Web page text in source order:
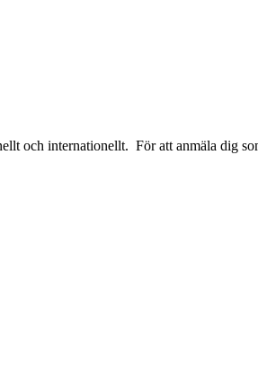
och internationellt. För att anmäla dig